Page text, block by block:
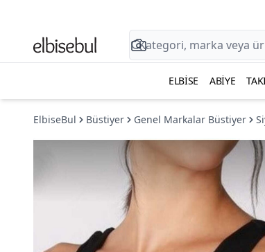
ELBISE ABIYE
ElbiseBul Büstiyer Genel Markalar Büstiyer